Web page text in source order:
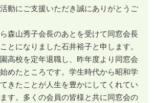
動にご支援いただき誠にありがとうご
森山秀子会長のあとを受けて同窓会長
とになりました石井裕子と申します。
高校を定年退職し、昨年度より同窓会
めたところです。学生時代から昭和学
きたことが人生を豊かにしてくれてい
す。多くの会員の皆様と共に同窓会の